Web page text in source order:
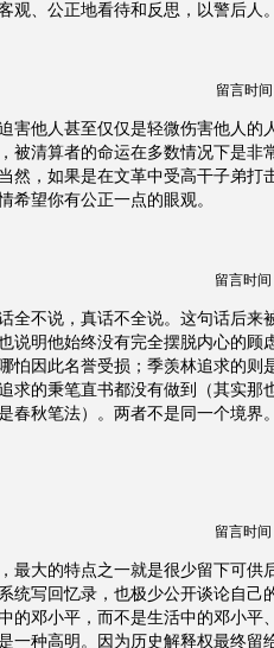
观、公正地看待和反思，以警后人
留言时间
害他人甚至仅仅是轻微伤害他人的
被清算者的命运在多数情况下是非
然，如果是在文革中受高干子弟打
希望你有公正一点的眼观。
留言时间
全不说，真话不全说。这句话后来
说明他始终没有完全摆脱内心的顾
怕因此名誉受损；季羡林追求的则
求的秉笔直书都没有做到（其实那
春秋笔法）。两者不是同一个境界
留言时间
最大的特点之一就是很少留下可供
统写回忆录，也极少公开谈论自己
的邓小平，而不是生活中的邓小平
一种高明。因为历史解释权最终留